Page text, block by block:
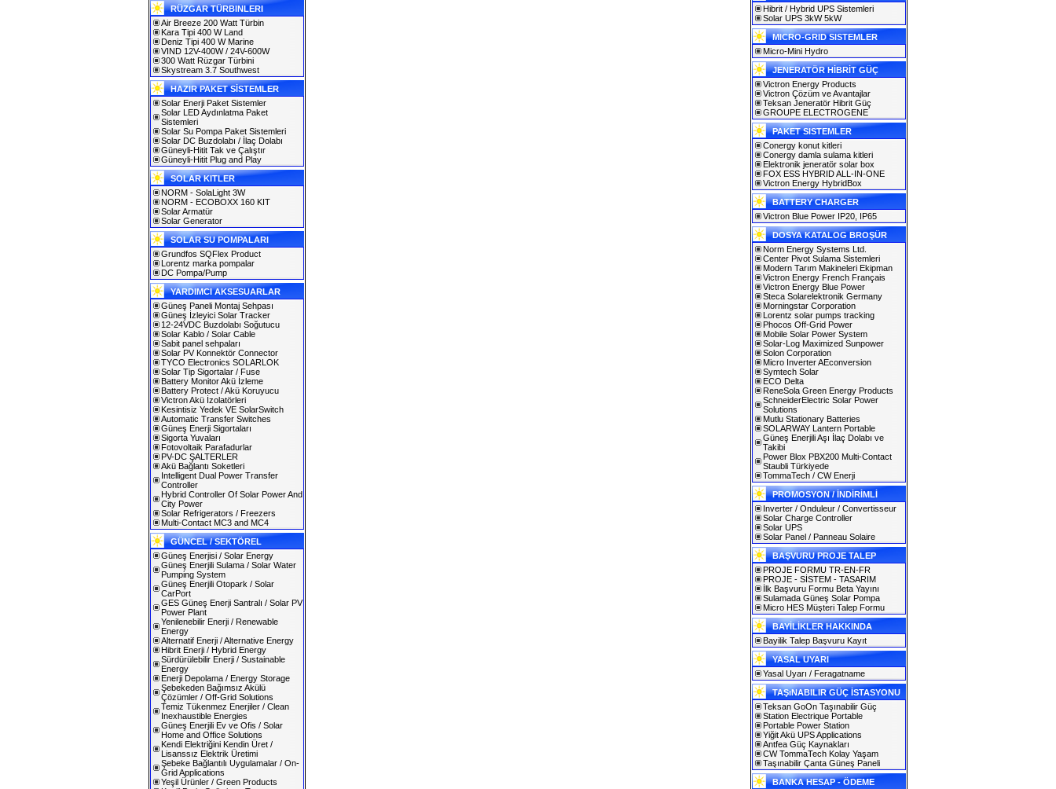
RÜZGAR TÜRBINLERI
Air Breeze 200 Watt Türbin
Kara Tipi 400 W Land
Deniz Tipi 400 W Marine
VIND 12V-400W / 24V-600W
300 Watt Rüzgar Türbini
Skystream 3.7 Southwest
HAZIR PAKET SİSTEMLER
Solar Enerji Paket Sistemler
Solar LED Aydınlatma Paket
Sistemleri
Solar Su Pompa Paket Sistemleri
Solar DC Buzdolabı / İlaç Dolabı
Güneyli-Hitit Tak ve Çalıştır
Güneyli-Hitit Plug and Play
SOLAR KITLER
NORM - SolaLight 3W
NORM - ECOBOXX 160 KIT
Solar Armatür
Solar Generator
SOLAR SU POMPALARI
Grundfos SQFlex Product
Lorentz marka pompalar
DC Pompa/Pump
YARDIMCI AKSESUARLAR
Güneş Paneli Montaj Sehpası
Güneş İzleyici Solar Tracker
12-24VDC Buzdolabı Soğutucu
Solar Kablo / Solar Cable
Sabit panel sehpaları
Solar PV Konnektör Connector
TYCO Electronics SOLARLOK
Solar Tip Sigortalar / Fuse
Battery Monitor Akü İzleme
Battery Protect / Akü Koruyucu
Victron Akü İzolatörleri
Kesintisiz Yedek VE SolarSwitch
Automatic Transfer Switches
Güneş Enerji Sigortaları
Sigorta Yuvaları
Fotovoltaik Parafadurlar
PV-DC ŞALTERLER
Akü Bağlantı Soketleri
Intelligent Dual Power Transfer
Controller
Hybrid Controller Of Solar Power And
City Power
Solar Refrigerators / Freezers
Multi-Contact MC3 and MC4
GÜNCEL / SEKTÖREL
Güneş Enerjisi / Solar Energy
Güneş Enerjili Sulama / Solar Water
Pumping System
Güneş Enerjili Otopark / Solar
CarPort
GES Güneş Enerji Santralı / Solar PV
Power Plant
Yenilenebilir Enerji / Renewable
Energy
Alternatif Enerji / Alternative Energy
Hibrit Enerji / Hybrid Energy
Sürdürülebilir Enerji / Sustainable
Energy
Enerji Depolama / Energy Storage
Şebekeden Bağımsız Akülü
Çözümler / Off-Grid Solutions
Temiz Tükenmez Enerjiler / Clean
Inexhaustible Energies
Güneş Enerjili Ev ve Ofis / Solar
Home and Office Solutions
Kendi Elektriğini Kendin Üret /
Lisanssız Elektrik Üretimi
Şebeke Bağlantılı Uygulamalar / On-
Grid Applications
Yeşil Ürünler / Green Products
Hibrit / Hybrid UPS Sistemleri
Solar UPS 3kW 5kW
MICRO-GRID SISTEMLER
Micro-Mini Hydro
JENERATÖR HİBRİT GÜÇ
Victron Energy Products
Victron Çözüm ve Avantajlar
Teksan Jeneratör Hibrit Güç
GROUPE ELECTROGENE
PAKET SISTEMLER
Conergy konut kitleri
Conergy damla sulama kitleri
Elektronik jeneratör solar box
FOX ESS HYBRID ALL-IN-ONE
Victron Energy HybridBox
BATTERY CHARGER
Victron Blue Power IP20, IP65
DOSYA KATALOG BROŞÜR
Norm Energy Systems Ltd.
Center Pivot Sulama Sistemleri
Modern Tarım Makineleri Ekipman
Victron Energy French Français
Victron Energy Blue Power
Steca Solarelektronik Germany
Morningstar Corporation
Lorentz solar pumps tracking
Phocos Off-Grid Power
Mobile Solar Power System
Solar-Log Maximized Sunpower
Solon Corporation
Micro Inverter AEconversion
Symtech Solar
ECO Delta
ReneSola Green Energy Products
SchneiderElectric Solar Power
Solutions
Mutlu Stationary Batteries
SOLARWAY Lantern Portable
Güneş Enerjili Aşı İlaç Dolabı ve
Takibi
Power Blox PBX200 Multi-Contact
Staubli Türkiyede
TommaTech / CW Enerji
PROMOSYON / İNDİRİMLİ
Inverter / Onduleur / Convertisseur
Solar Charge Controller
Solar UPS
Solar Panel / Panneau Solaire
BAŞVURU PROJE TALEP
PROJE FORMU TR-EN-FR
PROJE - SİSTEM - TASARIM
İlk Başvuru Formu Beta Yayını
Sulamada Güneş Solar Pompa
Micro HES Müşteri Talep Formu
BAYİLİKLER HAKKINDA
Bayilik Talep Başvuru Kayıt
YASAL UYARI
Yasal Uyarı / Feragatname
TAŞıNABILIR GÜÇ İSTASYONU
Teksan GoOn Taşınabilir Güç
Station Electrique Portable
Portable Power Station
Yiğit Akü UPS Applications
Antfea Güç Kaynakları
CW TommaTech Kolay Yaşam
Taşınabilir Çanta Güneş Paneli
BANKA HESAP - ÖDEME